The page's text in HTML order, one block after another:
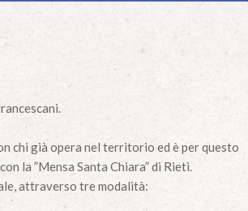
chi già opera nel territorio ed è per questo
la ”Mensa Santa Chiara” di Rieti.
attraverso tre modalità: